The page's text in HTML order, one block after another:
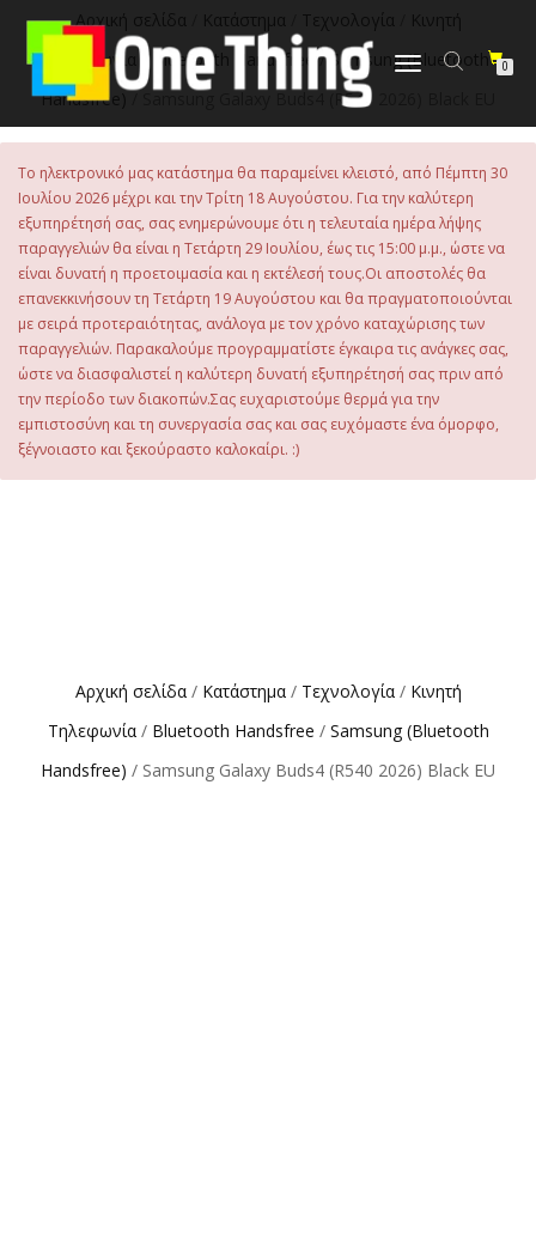
περιεχόμενο
Εναλλαγή
0
Αρχική σελίδα Κατάστημα Τεχνολογία
Κινητή
Τηλεφωνία/ Bluetooth Handsfree / Samsung (Bluetooth
Handsfree)/ Samsung Galaxy Buds4 (R540 2026) Black EU
Το ηλεκτρονικό μας κατάστημα θα παραμείνει κλειστό, από Πέμπτη 30
Ιουλίου 2026 μέχρι και την Τρίτη 18 Αυγούστου. Για την καλύτερη
εξυπηρέτησή σας, σας ενημερώνουμε ότι η τελευταία ημέρα λήψης
παραγγελιών θα είναι η Τετάρτη 29 Ιουλίου, έως τις 15:00 μ.μ., ώστε να
είναι δυνατή η προετοιμασία και η εκτέλεσή τους.Οι αποστολές θα
επανεκκινήσουν τη Τετάρτη 19 Αυγούστου και θα πραγματοποιούνται
με σειρά προτεραιότητας, ανάλογα με τον χρόνο καταχώρισης των
παραγγελιών. Παρακαλούμε προγραμματίστε έγκαιρα τις ανάγκες σας,
ώστε να διασφαλιστεί η καλύτερη δυνατή εξυπηρέτησή σας πριν από
την περίοδο των διακοπών.Σας ευχαριστούμε θερμά για την
εμπιστοσύνη και τη συνεργασία σας και σας ευχόμαστε ένα όμορφο,
ξέγνοιαστο και ξεκούραστο καλοκαίρι. :)
Αρχική σελίδα/ Κατάστημα/ Τεχνολογία/ Κινητή
Τηλεφωνία/ Bluetooth Handsfree / Samsung (Bluetooth
Handsfree) / Samsung Galaxy Buds4 (R540 2026) Black EU